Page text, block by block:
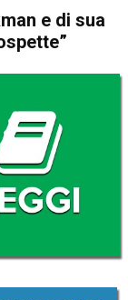
e di sua